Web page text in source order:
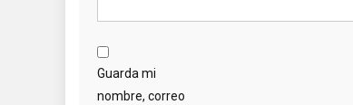
Guarda mi
nombre, correo